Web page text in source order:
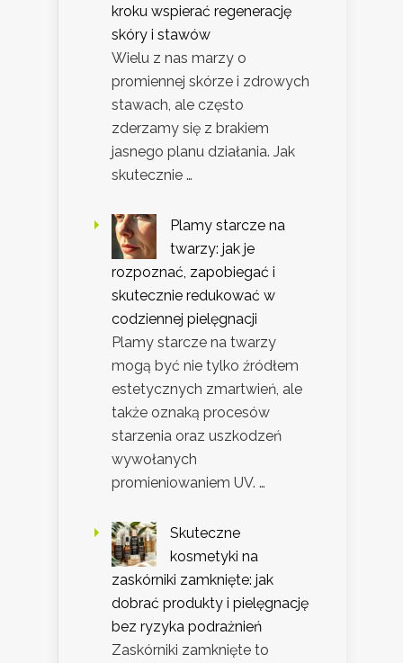
kroku wspierać regenerację
skóry i stawów
Wielu z nas marzy o
promiennej skórze i zdrowych
stawach, ale często
zderzamy się z brakiem
jasnego planu działania. Jak
skutecznie …
Plamy starcze na
twarzy: jak je
rozpoznać, zapobiegać i
skutecznie redukować w
codziennej pielęgnacji
Plamy starcze na twarzy
mogą być nie tylko źródłem
estetycznych zmartwień, ale
także oznaką procesów
starzenia oraz uszkodzeń
wywołanych
promieniowaniem UV. …
Skuteczne
kosmetyki na
zaskórniki zamknięte: jak
dobrać produkty i pielęgnację
bez ryzyka podrażnień
Zaskórniki zamknięte to